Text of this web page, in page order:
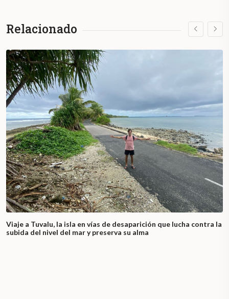
Relacionado
Viaje a Tuvalu, la isla en vías de desaparición que lucha contra la
subida del nivel del mar y preserva su alma